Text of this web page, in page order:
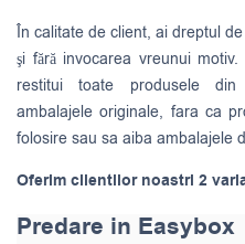
În calitate de client, ai dreptul
şi fără invocarea vreunui
restitui toate produsele
ambalajele originale, fara ca
folosire sau sa aiba ambalajele
Oferim clientilor noastri 2
Predare in Easybox